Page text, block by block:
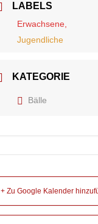
LABELS
Erwachsene,
Jugendliche
KATEGORIE
Bälle
+ Zu Google Kalender